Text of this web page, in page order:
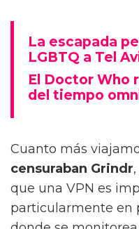
La escapada
LGBTQ a Tel
El Doctor Who
del tiempo
Cuanto más
censuraban Grindr
que una VPN es
particularmente en